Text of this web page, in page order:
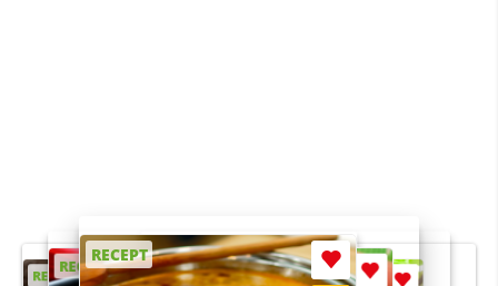
RECEPT
RECEPT
RECEPT
RECEPT
RECEPT